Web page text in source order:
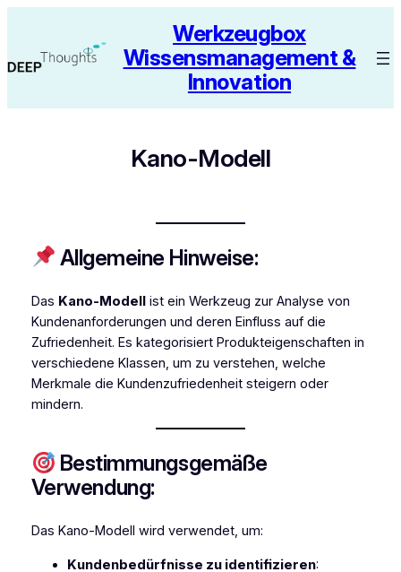
springen
Werkzeugbox
Wissensmanagement &
Innovation
Kano-Modell
Allgemeine Hinweise:
Das Kano-Modellist ein Werkzeug zur Analyse von
Kundenanforderungen und deren Einfluss auf die
Zufriedenheit. Es kategorisiert Produkteigenschaften in
verschiedene Klassen, um zu verstehen, welche
Merkmale die Kundenzufriedenheit steigern oder
mindern.
Bestimmungsgemäße
Verwendung:
Das Kano-Modell wird verwendet, um:
Kundenbedürfnisse zu identifizieren: